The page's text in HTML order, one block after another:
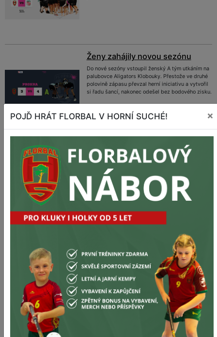
Ženy zahájily novou sezónu
Do nové sezóny vstoupil ženský A tým utkáním na
palubovce Aligators Klobouky. Přestože ve druhé
polovině zápasu převzal herní iniciativu a vytvořil
si řadu šancí, nakonec odešel bez bodového zisku.
Připraveny k boji! FlorbalHS ženy
vstupují do nové sezóny s plnou
silou a odhodláním
1 1.FBK Sršni Rožnov p/R 1.FBK Sršni Rožnov p/R 0 0
1 FbK Horní Suchá FbK Horní Suchá 20 58
FBC ZŠ Uničov FBC ZŠ Uničov 43
FBC AGA24 Český Těšín FBC AGA24 Český Těšín 0
3 FBC Hranice FBC Hranice 0 0
3 41
4
4 36
POJĎ HRÁT FLORBAL V HORNÍ SUCHÉ! ×